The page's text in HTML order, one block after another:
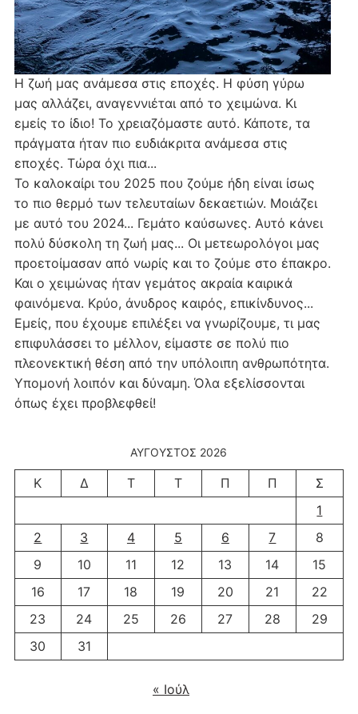
Η ζωή μας ανάμεσα στις εποχές. Η φύση γύρω
μας αλλάζει, αναγεννιέται από το χειμώνα. Κι
εμείς το ίδιο! Το χρειαζόμαστε αυτό. Κάποτε, τα
πράγματα ήταν πιο ευδιάκριτα ανάμεσα στις
εποχές. Τώρα όχι πια...
Το καλοκαίρι του 2025 που ζούμε ήδη είναι ίσως
το πιο θερμό των τελευταίων δεκαετιών. Μοιάζει
με αυτό του 2024... Γεμάτο καύσωνες. Αυτό κάνει
πολύ δύσκολη τη ζωή μας... Οι μετεωρολόγοι μας
προετοίμασαν από νωρίς και το ζούμε στο έπακρο.
Και ο χειμώνας ήταν γεμάτος ακραία καιρικά
φαινόμενα. Κρύο, άνυδρος καιρός, επικίνδυνος...
Εμείς, που έχουμε επιλέξει να γνωρίζουμε, τι μας
επιφυλάσσει το μέλλον, είμαστε σε πολύ πιο
πλεονεκτική θέση από την υπόλοιπη ανθρωπότητα.
Υπομονή λοιπόν και δύναμη. Όλα εξελίσσονται
όπως έχει προβλεφθεί!
ΑΎΓΟΥΣΤΟΣ 2026
Κ Δ Τ Τ Π Π
Σ
1
2
3 4 5 6 7
8
9
10 11 12 13 14
15
16
17 18 19 20 21
22
23
24 25 26 27 28
29
30
31
« Ιούλ